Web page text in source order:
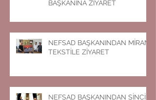
BAŞKANINA ZİYARET
NEFSAD BAŞKANINDAN MİRAN
TEKSTİLE ZİYARET
NEFSAD BAŞKANINDAN SİNCİK